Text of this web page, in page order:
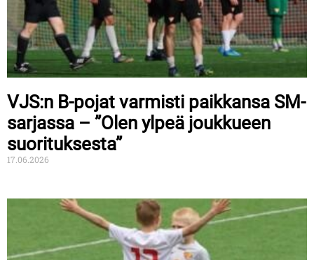
VJS:n B-pojat varmisti paikkansa SM-
sarjassa – ”Olen ylpeä joukkueen
suorituksesta”
17.06.2026